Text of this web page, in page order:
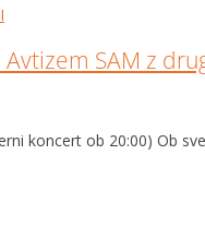
SAM z
koncert ob 20:00) Ob